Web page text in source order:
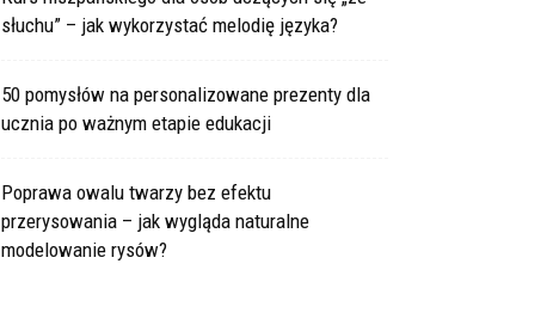
słuchu” – jak wykorzystać melodię języka?
50 pomysłów na personalizowane prezenty dla
ucznia po ważnym etapie edukacji
Poprawa owalu twarzy bez efektu
przerysowania – jak wygląda naturalne
modelowanie rysów?